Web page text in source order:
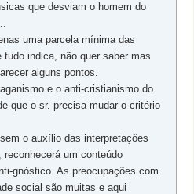
que desviam o homem do
uma parcela mínima das
indica, não quer saber mas
alguns pontos.
e o anti-cristianismo do
que o sr. precisa mudar o critério
o auxílio das interpretações
um conteúdo
gnóstico. As preocupações com
social são muitas e aqui